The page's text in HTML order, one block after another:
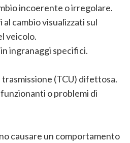
incoerente o irregolare.
cambio visualizzati sul
veicolo.
ingranaggi specifici.
(TCU) difettosa.
o problemi di
causare un comportamento